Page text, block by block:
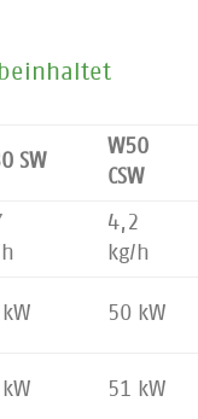
SW
W50
CSW
4,2
kg/h
50 kW
51 kW